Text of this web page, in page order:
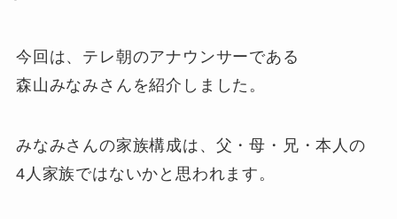
今回は、テレ朝のアナウンサーである
森山みなみさんを紹介しました。
みなみさんの家族構成は、父・母・兄・本人の
4人家族ではないかと思われます。